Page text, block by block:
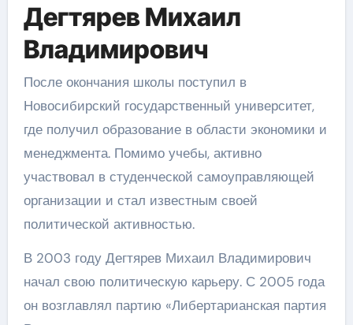
Дегтярев Михаил
Владимирович
После окончания школы поступил в
Новосибирский государственный университет,
где получил образование в области экономики и
менеджмента. Помимо учебы, активно
участвовал в студенческой самоуправляющей
организации и стал известным своей
политической активностью.
В 2003 году Дегтярев Михаил Владимирович
начал свою политическую карьеру. С 2005 года
он возглавлял партию «Либертарианская партия